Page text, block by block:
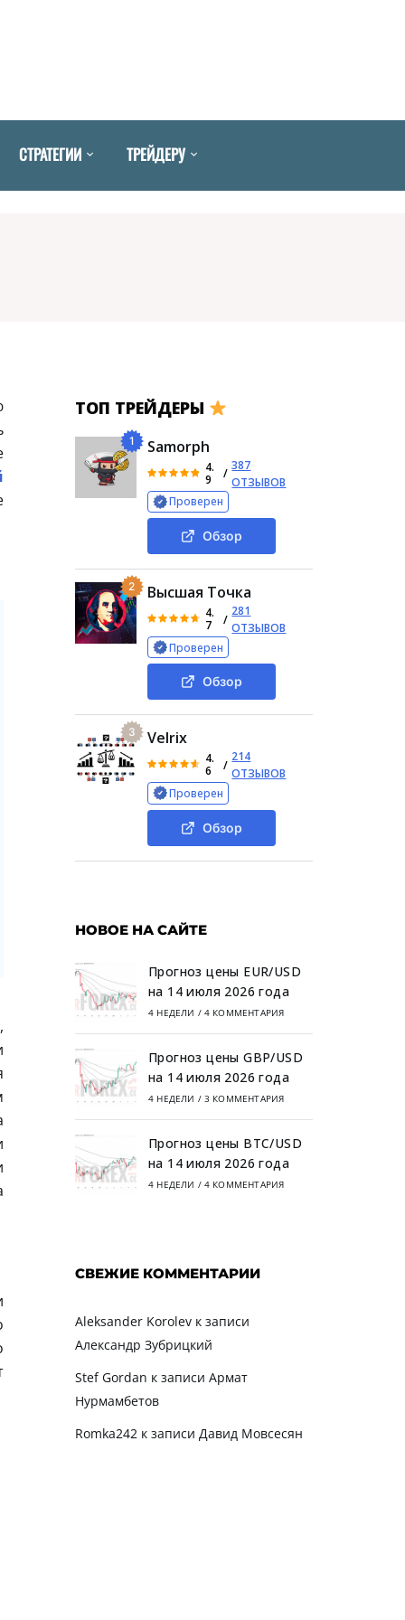
СТРАТЕГИИ ТРЕЙДЕРУ
ТОП ТРЕЙДЕРЫ
1 Samorph
4.
9
/
387
ОТЗЫВОВ
Проверен
Обзор
2 Высшая Точка
4.
7
/
281
ОТЗЫВОВ
Проверен
Обзор
3 Velrix
4.
6
/
214
ОТЗЫВОВ
Проверен
Обзор
НОВОЕ НА САЙТЕ
Прогноз цены EUR/USD
на 14 июля 2026 года
4 НЕДЕЛИ / 4 КОММЕНТАРИЯ
Прогноз цены GBP/USD
на 14 июля 2026 года
4 НЕДЕЛИ / 3 КОММЕНТАРИЯ
Прогноз цены BTC/USD
на 14 июля 2026 года
4 НЕДЕЛИ / 4 КОММЕНТАРИЯ
СВЕЖИЕ КОММЕНТАРИИ
Aleksander Korolevк записи
Александр Зубрицкий
Stef Gordan к записи Армат
Нурмамбетов
Romka242 к записи Давид Мовсесян